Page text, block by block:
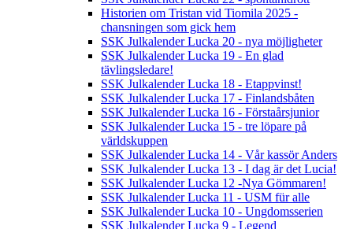
Historien om Tristan vid Tiomila 2025 -
chansningen som gick hem
SSK Julkalender Lucka 20 - nya möjligheter
SSK Julkalender Lucka 19 - En glad
tävlingsledare!
SSK Julkalender Lucka 18 - Etappvinst!
SSK Julkalender Lucka 17 - Finlandsbåten
SSK Julkalender Lucka 16 - Förstaårsjunior
SSK Julkalender Lucka 15 - tre löpare på
världskuppen
SSK Julkalender Lucka 14 - Vår kassör Anders
SSK Julkalender Lucka 13 - I dag är det Lucia!
SSK Julkalender Lucka 12 -Nya Gömmaren!
SSK Julkalender Lucka 11 - USM für alle
SSK Julkalender Lucka 10 - Ungdomsserien
SSK Julkalender Lucka 9 - Legend